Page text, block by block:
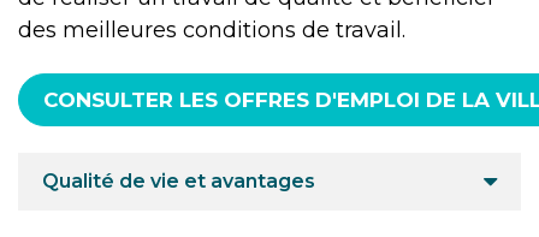
des meilleures conditions de travail.
CONSULTER LES OFFRES D'EMPLOI DE LA
Qualité de vie et avantages